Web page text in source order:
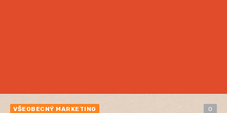
VŠEOBECNÝ MARKETING 0